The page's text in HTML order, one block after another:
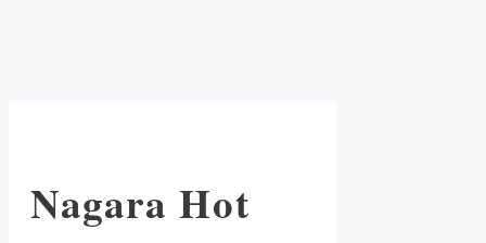
Nagara Hot